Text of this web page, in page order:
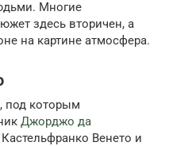
Многие
здесь вторичен, а
на картине атмосфера.
под которым
Джорджо да
Венето и